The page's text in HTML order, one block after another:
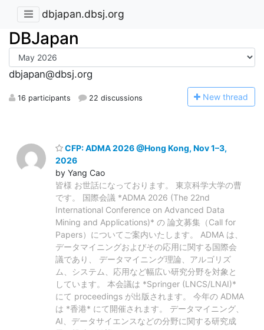
dbjapan.dbsj.org
DBJapan
dbjapan@dbsj.org
16 participants 22 discussions New thread
CFP: ADMA 2026 @Hong Kong, Nov 1–3,
2026
by Yang Cao
皆様 お世話になっております。 東京科学大学の曹
です。 国際会議 *ADMA 2026 (The 22nd
International Conference on Advanced Data
Mining and Applications)* の 論文募集（Call for
Papers）についてご案内いたします。 ADMA は、
データマイニングおよびその応用に関する国際会
議であり、 データマイニング理論、アルゴリズ
ム、システム、応用など幅広い研究分野を対象と
しています。 本会議は *Springer (LNCS/LNAI)*
にて proceedings が出版されます。 今年の ADMA
は *香港* にて開催されます。 データマイニング、
AI、データサイエンスなどの分野に関する研究成